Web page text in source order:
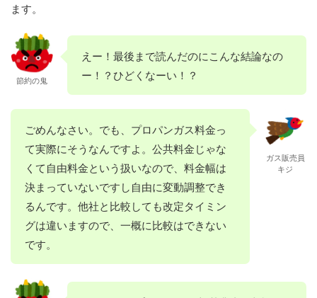
ます。
節約の鬼
えー！最後まで読んだのにこんな結論なの
ー！？ひどくなーい！？
ごめんなさい。でも、プロパンガス料金っ
て実際にそうなんですよ。公共料金じゃな
くて自由料金という扱いなので、料金幅は
決まっていないですし自由に変動調整でき
るんです。他社と比較しても改定タイミン
グは違いますので、一概に比較はできない
です。
ガス販売員
キジ